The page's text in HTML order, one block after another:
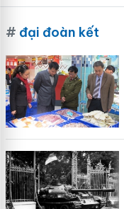
# đại đoàn kết